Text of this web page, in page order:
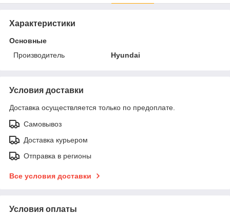
Характеристики
Основные
Производитель
Hyundai
Условия доставки
Доставка осуществляется только по предоплате.
Самовывоз
Доставка курьером
Отправка в регионы
Все условия доставки
Условия оплаты